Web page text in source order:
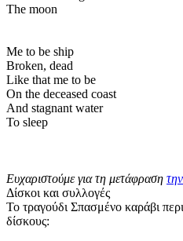
The moon
Me to be ship
Broken, dead
Like that me to be
On the deceased coast
And stagnant water
To sleep
Ευχαριστούμε για τη μετάφραση
Δίσκοι και συλλογές
Το τραγούδι Σπασμένο καράβι
δίσκους: